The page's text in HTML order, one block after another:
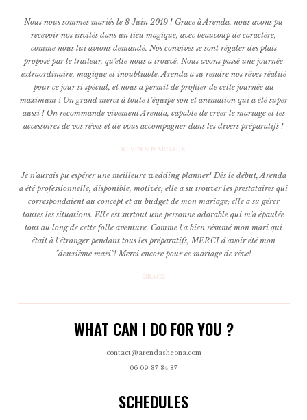
Nous nous sommes mariés le 8 Juin 2019 ! Grace à Arenda, nous avons pu
recevoir nos invités dans un lieu magique, avec beaucoup de caractère,
comme nous lui avions demandé. Nos convives se sont régaler des plats
proposé par le traiteur, qu'elle nous a trouvé. Nous avons passé une journée
extraordinaire, magique et inoubliable. Arenda a su rendre nos rêves réalité
pour ce jour si spécial, et nous a permit de profiter de cette journée au
maximum ! Un grand merci à toute l’équipe son et animation qui a été super
aussi ! On recommande vivement Arenda, capable de créer le mariage et les
accessoires de vos rêves et de vous accompagner dans les divers préparatifs !
KEVIN & MARGAUX
Je n'aurais pu espérer une meilleure wedding planner! Dès le début, Arenda
a été professionnelle, disponible, motivée; elle a su trouver les prestataires qui
correspondaient au concept et au budget de mon mariage; elle a su gérer
toutes les situations. Elle est surtout une personne adorable qui m'a épaulée
tout au long de cette folle aventure. Comme l'a bien résumé mon mari qui
était à l'étranger pendant tous les préparatifs, MERCI d'avoir été mon
"deuxième mari"! Merci encore pour ce mariage de rêve!
GRACE
WHAT CAN I DO FOR YOU ?
contact@arendasheona.com
06 09 87 84 87
SCHEDULES